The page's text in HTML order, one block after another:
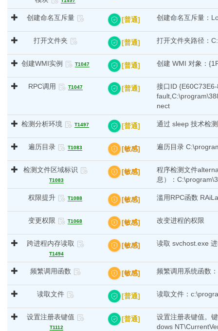
创建命名互斥量 [普通] 创建命名互斥量：
打开文件夹 [普通] 打开文件夹路径：
创建WMI实例 T1047 [普通] 创建 WMI 对象：
RPC调用 T1047 [普通]
接口ID
nect
检测分析环境 T1497 [普通] 通过 sleep 技术检
遍历目录 T1083 [敏感] 遍历目录
检测文件区域标识
T1083
[敏感]
程序检测文件
息）：
权限提升 T1088 [敏感] 滥用RPC函数
变更权限 T1068 [敏感] 改变进程的权限
跨进程内存读取
T1494
[敏感] 读取 svchost.exe
频繁调用函数 [敏感] 频繁调用系统函数
读取文件 [普通] 读取文件：
设置注册表键值
T1112
[普通]
设置注册表键值。
dows